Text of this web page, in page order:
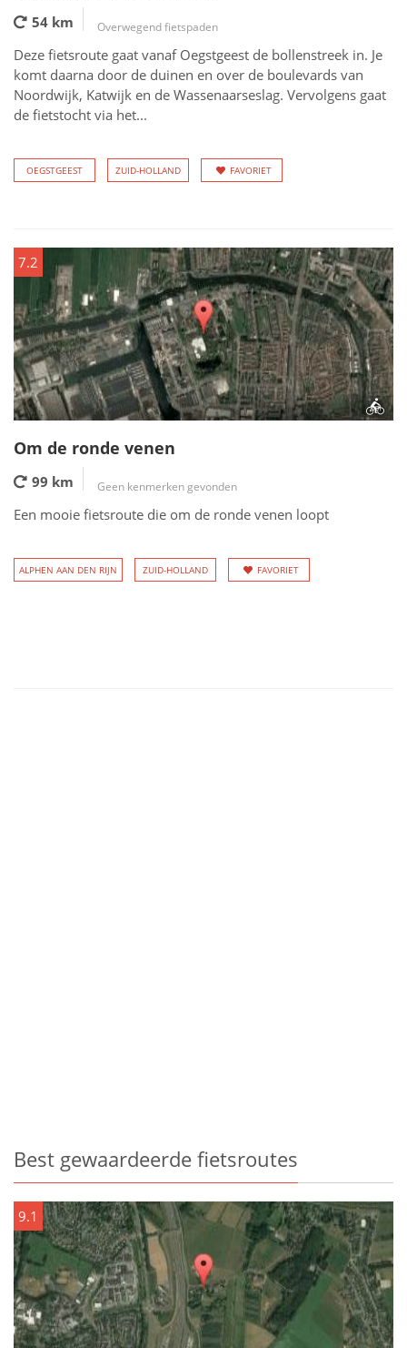
54 km Overwegend fietspaden
Deze fietsroute gaat vanaf Oegstgeest de bollenstreek in. Je
komt daarna door de duinen en over de boulevards van
Noordwijk, Katwijk en de Wassenaarseslag. Vervolgens gaat
de fietstocht via het...
OEGSTGEEST ZUID-HOLLAND FAVORIET
7.2
Om de ronde venen
99 km Geen kenmerken gevonden
Een mooie fietsroute die om de ronde venen loopt
ALPHEN AAN DEN RIJN ZUID-HOLLAND FAVORIET
Best gewaardeerde fietsroutes
9.1